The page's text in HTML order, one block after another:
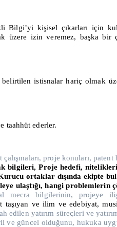
Bilgi’yi kişisel çıkarları için
üzere izin veremez, başka bir
belirtilen istisnalar hariç olmak
taahhüt ederler.
proje konuları, patent
bilgileri, Proje hedefi,
ortaklar dışında ekipte
ulaştığı, hangi problemlerin
mecra bilgilerinin, projeye
taşıyan ve ilim ve edebiyat,
edilen yatırım süreçleri ve
ve güncel olduğunu, hukuka